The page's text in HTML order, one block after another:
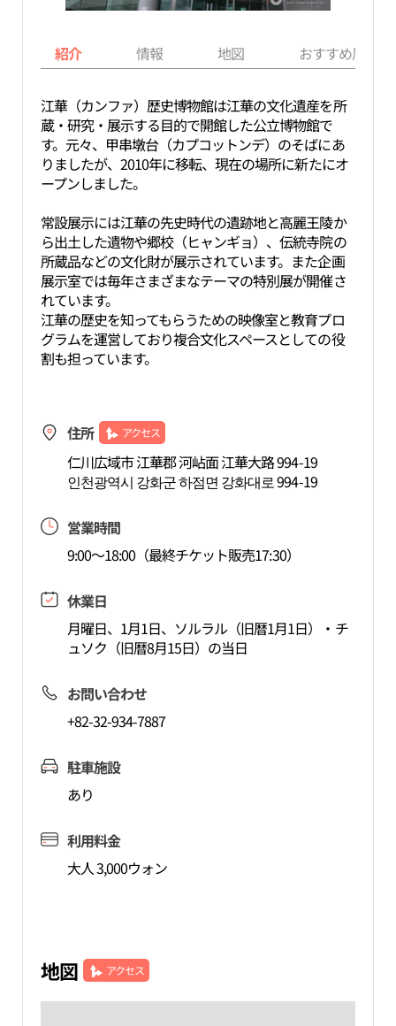
紹介 情報 地図 おすすめ周辺
江華（カンファ）歴史博物館は江華の文化遺産を所
蔵・研究・展示する目的で開館した公立博物館で
す。元々、甲串墩台（カプコットンデ）のそばにあ
りましたが、2010年に移転、現在の場所に新たにオ
ープンしました。
常設展示には江華の先史時代の遺跡地と高麗王陵か
ら出土した遺物や郷校（ヒャンギョ）、伝統寺院の
所蔵品などの文化財が展示されています。また企画
展示室では毎年さまざまなテーマの特別展が開催さ
れています。
江華の歴史を知ってもらうための映像室と教育プロ
グラムを運営しており複合文化スペースとしての役
割も担っています。
住所 アクセス
仁川広域市 江華郡 河岾面 江華大路 994-19
인천광역시 강화군 하점면 강화대로 994-19
営業時間
9:00～18:00（最終チケット販売17:30）
休業日
月曜日、1月1日、ソルラル（旧暦1月1日）・チ
ュソク（旧暦8月15日）の当日
お問い合わせ
+82-32-934-7887
駐車施設
あり
利用料金
大人 3,000ウォン
地図 アクセス